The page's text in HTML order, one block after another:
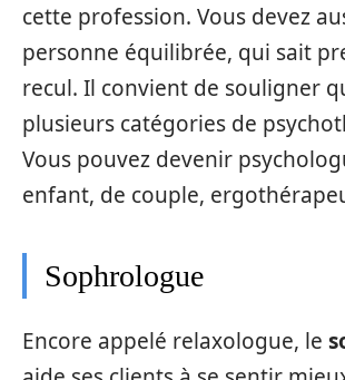
cette profession. Vous devez
personne équilibrée, qui sait
recul. Il convient de souligner
plusieurs catégories de
Vous pouvez devenir
enfant, de couple,
Sophrologue
Encore appelé relaxologue, le